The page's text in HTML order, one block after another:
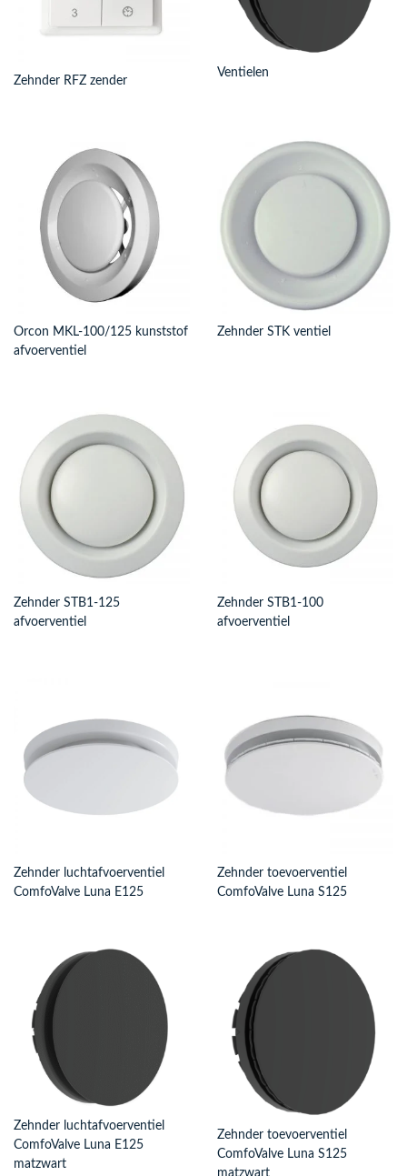
Zehnder RFZ zender
Ventielen
Orcon MKL-100/125 kunststof
afvoerventiel
Zehnder STK ventiel
Zehnder STB1-125
afvoerventiel
Zehnder STB1-100
afvoerventiel
Zehnder luchtafvoerventiel
ComfoValve Luna E125
Zehnder toevoerventiel
ComfoValve Luna S125
Zehnder luchtafvoerventiel
ComfoValve Luna E125
matzwart
Zehnder toevoerventiel
ComfoValve Luna S125
matzwart